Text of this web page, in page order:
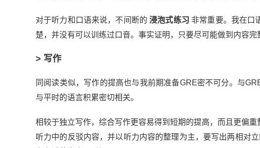
对于听力和口语来说，不间断的浸泡式练习 非常重要。我在口
楚，并没有可以训练过口音。事实证明，只要尽可能做到内容
> 写作
同阅读类似，写作的提高也与我前期准备GRE密不可分。与
与平时的语言积累密切相关。
相较于独立写作，综合写作更容易得到短期的提高，而且更偏
听力中的反驳内容，并以听力内容的整理为主，要写出两相对